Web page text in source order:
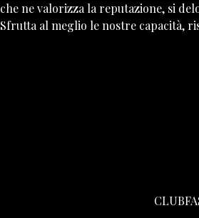
che ne valorizza la reputazione, si
Sfrutta al meglio le nostre capacità,